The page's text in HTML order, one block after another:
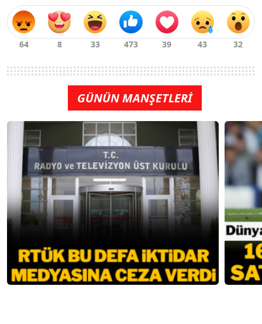
GÜNÜN MANŞETLERİ